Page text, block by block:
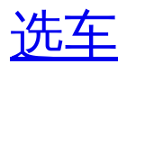
选车